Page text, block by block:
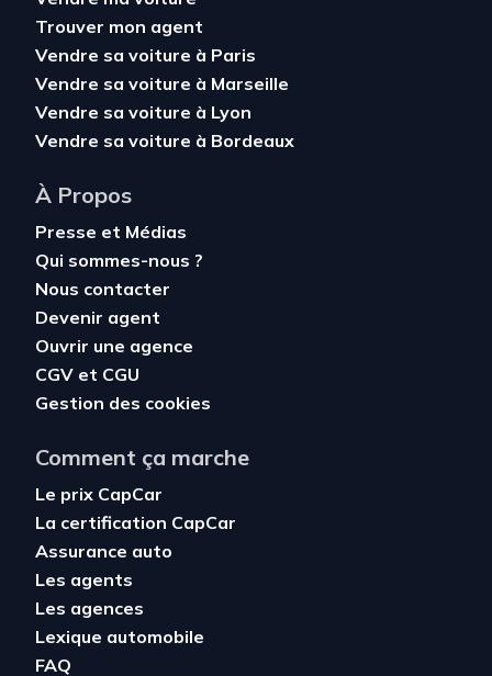
Trouver mon agent
Vendre sa voiture à Paris
Vendre sa voiture à Marseille
Vendre sa voiture à Lyon
Vendre sa voiture à Bordeaux
À Propos
Presse et Médias
Qui sommes-nous ?
Nous contacter
Devenir agent
Ouvrir une agence
CGV et CGU
Gestion des cookies
Comment ça marche
Le prix CapCar
La certification CapCar
Assurance auto
Les agents
Les agences
Lexique automobile
FAQ